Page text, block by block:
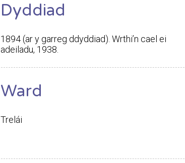
Dyddiad
1894 (ar y garreg ddyddiad). Wrthi’n cael ei
adeiladu, 1938.
Ward
Trelái